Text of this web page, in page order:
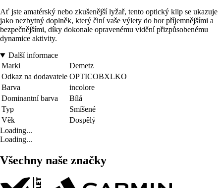
Ať jste amatérský nebo zkušenější lyžař, tento optický klip se ukazuje
jako nezbytný doplněk, který činí vaše výlety do hor příjemnějšími a
bezpečnějšími, díky dokonale opravenému vidění přizpůsobenému
dynamice aktivity.
Další informace
Marki
Demetz
Odkaz na dodavatele OPTICOBXLKO
Barva
incolore
Dominantní barva
Bílá
Typ
Smíšené
Věk
Dospělý
Loading...
Loading...
Všechny naše značky